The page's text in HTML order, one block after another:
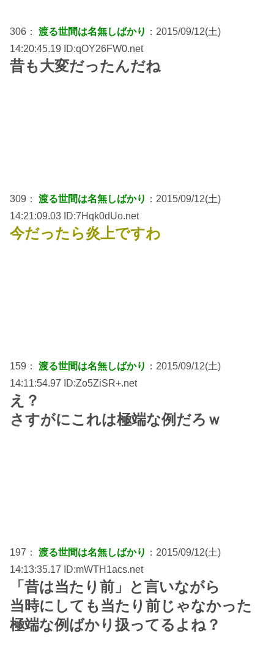
306： 渡る世間は名無しばかり ：2015/09/12(土)
14:20:45.19 ID:qOY26FW0.net
昔も大変だったんだね
309： 渡る世間は名無しばかり ：2015/09/12(土)
14:21:09.03 ID:7Hqk0dUo.net
今だったら炎上ですわ
159： 渡る世間は名無しばかり ：2015/09/12(土)
14:11:54.97 ID:Zo5ZiSR+.net
え？
さすがにこれは極端な例だろｗ
197： 渡る世間は名無しばかり ：2015/09/12(土)
14:13:35.17 ID:mWTH1acs.net
「昔は当たり前」と言いながら
当時にしても当たり前じゃなかった
極端な例ばかり扱ってるよね？